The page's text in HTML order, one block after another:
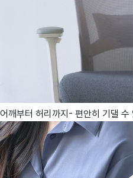
어깨부터 허리까지- 편안히 기댈